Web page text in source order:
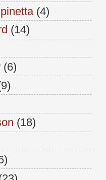
(4)
(14)
(6)
(18)